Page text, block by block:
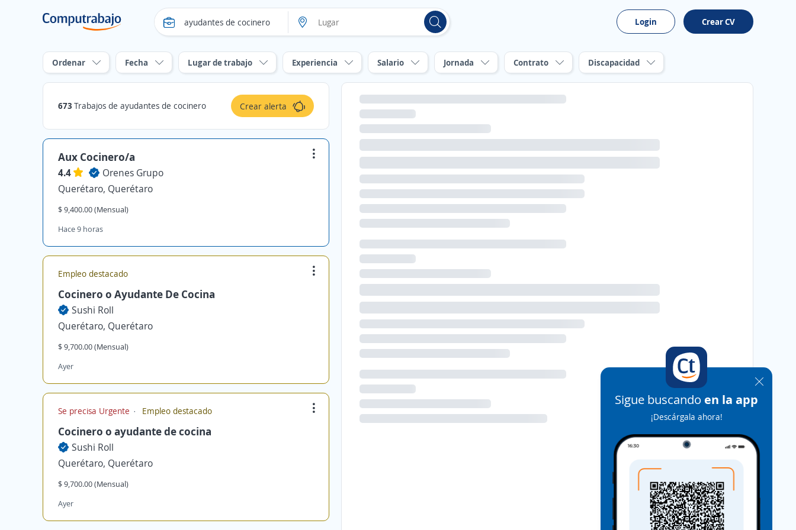
Login Crear CV
Ordenar Fecha Lugar de trabajo Experiencia Salario Jornada Contrato Discapacidad
673 Trabajos de ayudantes de cocinero Crear alerta
Aux Cocinero/a
4.4
Orenes Grupo
Querétaro, Querétaro
$ 9,400.00 (Mensual)
Hace 9 horas
Empleo destacado
Cocinero o Ayudante De Cocina
Sushi Roll
Querétaro, Querétaro
$ 9,700.00 (Mensual)
Ayer
Se precisa Urgente Empleo destacado
Cocinero o ayudante de cocina
Sushi Roll
Querétaro, Querétaro
$ 9,700.00 (Mensual)
Ayer
Sigue buscando en la app
¡Descárgala ahora!